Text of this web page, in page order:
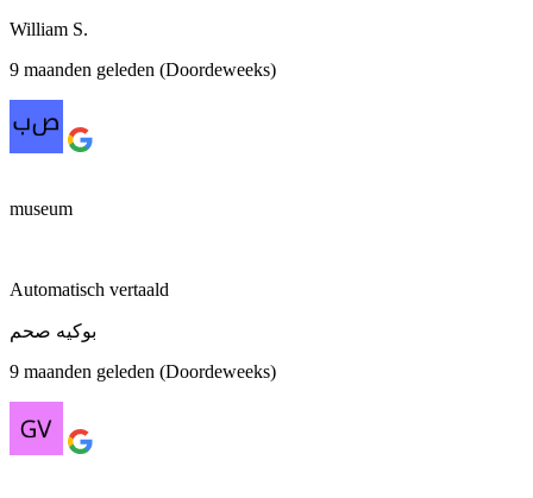
William S.
9 maanden geleden (Doordeweeks)
museum
Automatisch vertaald
بوكيه صحم
9 maanden geleden (Doordeweeks)